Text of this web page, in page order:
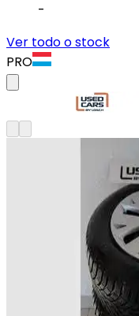
-
Ver todo o stock
PRO